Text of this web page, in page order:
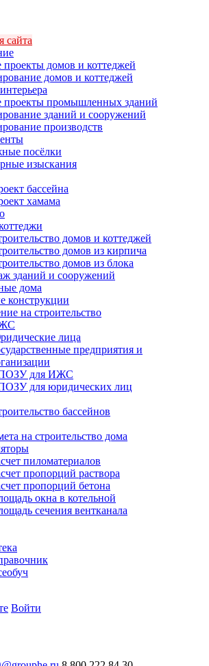
сайта
проекты домов и коттеджей
домов и коттеджей
проекты промышленных зданий
зданий и сооружений
производств
посёлки
изыскания
бассейна
хамама
домов и коттеджей
домов из кирпича
домов из блока
зданий и сооружений
дома
конструкции
на строительство
лица
предприятия и
для ИЖС
для юридических лиц
бассейнов
на строительство дома
пиломатериалов
пропорций раствора
пропорций бетона
окна в котельной
сечения вентканала
Войти